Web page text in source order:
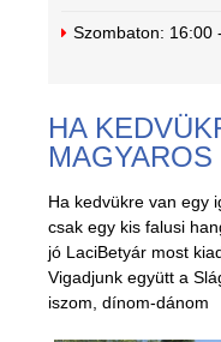
Szombaton: 16:00
HA
Ha kedvükre van egy
csak egy kis falusi
jó LaciBetyár most
Vigadjunk együtt a
iszom, dínom-dánom